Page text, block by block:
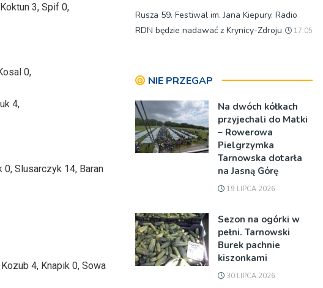
3, Spif 0,
0,
4,
0, Slusarczyk 14, Baran
4, Knapik 0, Sowa
Rusza 59. Festiwal im. Jana Kiepury. Radio
RDN będzie nadawać z Krynicy-Zdroju
17:05
NIE PRZEGAP
Na dwóch kółkach
przyjechali do Matki
– Rowerowa
Pielgrzymka
Tarnowska dotarła
na Jasną Górę
19 LIPCA 2026
Sezon na ogórki w
pełni. Tarnowski
Burek pachnie
kiszonkami
30 LIPCA 2026